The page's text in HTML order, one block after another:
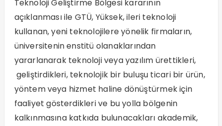
Teknoloji Geliştirme Bölgesi kararının
açıklanması ile GTÜ, Yüksek, ileri teknoloji
kullanan, yeni teknolojilere yönelik firmaların,
üniversitenin enstitü olanaklarından
yararlanarak teknoloji veya yazılım ürettikleri,
geliştirdikleri, teknolojik bir buluşu ticari bir ürün,
yöntem veya hizmet haline dönüştürmek için
faaliyet gösterdikleri ve bu yolla bölgenin
kalkınmasına katkıda bulunacakları akademik,